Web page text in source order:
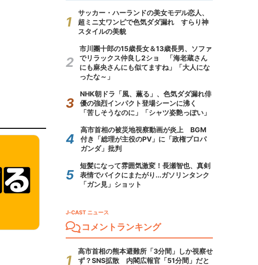
サッカー・ハーランドの美女モデル恋人、
超ミニ丈ワンピで色気ダダ漏れ すらり神
スタイルの美貌
市川團十郎の15歳長女＆13歳長男、ソファ
でリラックス仲良し2ショ 「海老蔵さん
にも麻央さんにも似てますね」「大人にな
ったな～」
NHK朝ドラ「風、薫る」、色気ダダ漏れ俳
優の強烈インパクト登場シーンに沸く
「苦しそうなのに」「シャツ姿艶っぽい」
高市首相の被災地視察動画が炎上 BGM
付き「総理が主役のPV」に「政権プロパ
ガンダ」批判
短髪になって雰囲気激変！長瀬智也、真剣
表情でバイクにまたがり...ガソリンタンク
「ガン見」ショット
J-CAST ニュース
コメントランキング
高市首相の熊本避難所「3分間」しか視察せ
ず？SNS拡散 内閣広報官「51分間」だと